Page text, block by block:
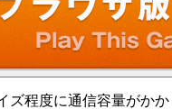
ズ程度に通信容量がかか